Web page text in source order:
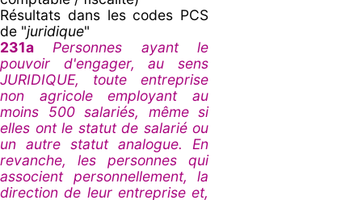
Résultats dans les codes PCS
de "juridique"
231a
Personnes ayant le
pouvoir d'engager, au sens
JURIDIQUE, toute entreprise
non agricole employant au
moins 500 salariés, même si
elles ont le statut de salarié ou
un autre statut analogue. En
revanche, les personnes qui
associent personnellement, la
direction de leur entreprise et,